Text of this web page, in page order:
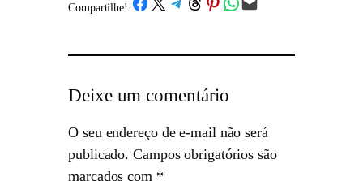
Compartilhe! /
Deixe um comentário
O seu endereço de e-mail não será
publicado. Campos obrigatórios são
marcados com *